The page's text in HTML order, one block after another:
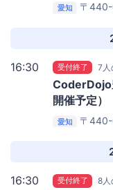
愛知 〒440-
16:30 受付終了 7人
CoderDojo
開催予定）
愛知 〒440-
16:30 受付終了 8人